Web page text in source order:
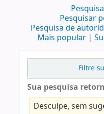
Pesquisar
Pesquisa de
Mais popular
Filtre
Sua pesquisa
Desculpe, sem